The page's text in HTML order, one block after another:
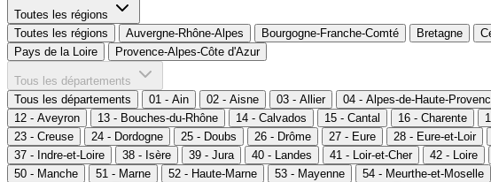
Toutes les régions
Toutes les régions
Auvergne-Rhône-Alpes Bourgogne-Franche-Comté Bretagne
Pays de la Loire
Provence-Alpes-Côte d'Azur
Tous les départements
Tous les départements
01 - Ain 02 - Aisne 03 - Allier 04 - Alpes-de-Haute-
12 - Aveyron
13 - Bouches-du-Rhône 14 - Calvados 15 - Cantal 16 - Charente
23 - Creuse
24 - Dordogne 25 - Doubs 26 - Drôme 27 - Eure 28 - Eure-et-Loir
37 - Indre-et-Loire
38 - Isère 39 - Jura 40 - Landes 41 - Loir-et-Cher 42 - Loire
50 - Manche
51 - Marne 52 - Haute-Marne 53 - Mayenne 54 - Meurthe-et-Moselle